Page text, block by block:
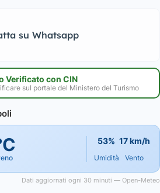
su Whatsapp
Verificato con CIN
sul portale del Ministero del Turismo
53%
Umidità
17 km/h
Vento
Dati aggiornati ogni 30 minuti — Open-Meteo